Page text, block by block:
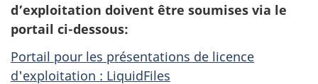
d’exploitation doivent être soumises via le
portail ci-dessous:
Portail pour les présentations de licence
d'exploitation : LiquidFiles